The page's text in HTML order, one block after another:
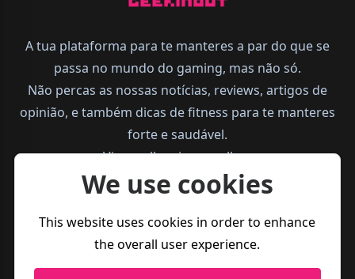
A tua plataforma para te manteres a par do que se
passa no mundo do gaming, mas não só.
Não percas as nossas notícias, reviews, artigos de
opinião, e também dicas de fitness para te manteres
forte e saudável.
Vive melhor, joga melhor.
We use cookies
This website uses cookies in order to enhance
the overall user experience.